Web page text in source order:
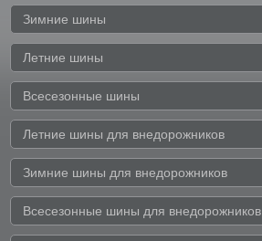
Зимние шины
Летние шины
Всесезонные шины
Летние шины для внедорожников
Зимние шины для внедорожников
Всесезонные шины для внедорожников